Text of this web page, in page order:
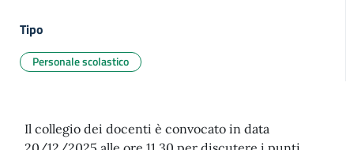
Tipo
Personale scolastico
Il collegio dei docenti è convocato in data